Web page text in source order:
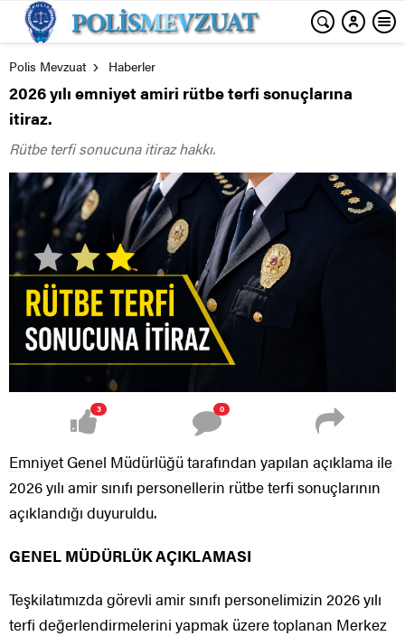
Polis Mevzuat Haberler
2026 yılı emniyet amiri rütbe terfi sonuçlarına
itiraz.
Rütbe terfi sonucuna itiraz hakkı.
3 0
Emniyet Genel Müdürlüğü tarafından yapılan açıklama ile
2026 yılı amir sınıfı personellerin rütbe terfi sonuçlarının
açıklandığı duyuruldu.
GENEL MÜDÜRLÜK AÇIKLAMASI
Teşkilatımızda görevli amir sınıfı personelimizin 2026 yılı
terfi değerlendirmelerini yapmak üzere toplanan Merkez